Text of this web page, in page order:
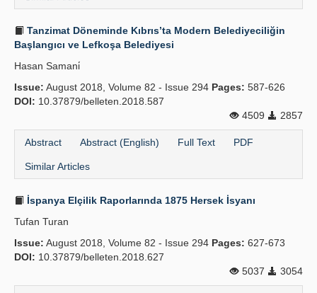
Tanzimat Döneminde Kıbrıs’ta Modern Belediyeciliğin
Başlangıcı ve Lefkoşa Belediyesi
Hasan Samani̇
Issue: August 2018, Volume 82 - Issue 294 Pages: 587-626
DOI: 10.37879/belleten.2018.587
4509
2857
Abstract Abstract (English) Full Text PDF
Similar Articles
İspanya Elçilik Raporlarında 1875 Hersek İsyanı
Tufan Turan
Issue: August 2018, Volume 82 - Issue 294 Pages: 627-673
DOI: 10.37879/belleten.2018.627
5037
3054